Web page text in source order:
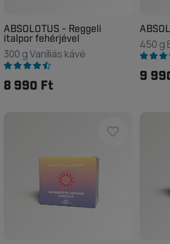
ABSOLOTUS - Reggeli
italpor fehérjével
300 g Vaníliás kávé
8 990 Ft
450 g
9